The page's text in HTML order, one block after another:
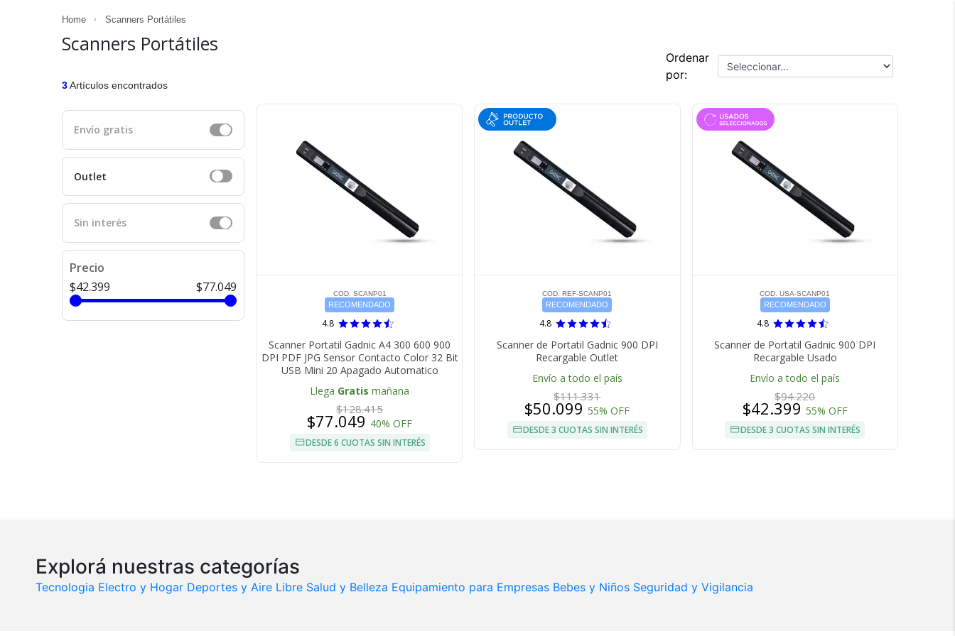
Home Scanners Portátiles
Scanners Portátiles
3Artículos encontrados
Envío gratis
Outlet
Sin interés
Precio
$42.399
$77.049
Ordenar
por:
COD. SCANP01
RECOMENDADO
4.8
Scanner Portatil Gadnic A4 300 600 900
DPI PDF JPG Sensor Contacto Color 32 Bit
USB Mini 20 Apagado Automatico
Llega Gratis mañana
$128.415
$77.049 40% OFF
DESDE 6 CUOTAS SIN INTERÉS
COD. REF-SCANP01
RECOMENDADO
4.8
Scanner de Portatil Gadnic 900 DPI
Recargable Outlet
Envío a todo el país
$111.331
$50.09955% OFF
DESDE 3 CUOTAS SIN INTERÉS
COD. USA-SCANP01
RECOMENDADO
4.8
Scanner de Portatil Gadnic 900 DPI
Recargable Usado
Envío a todo el país
$94.220
$42.399 55% OFF
DESDE 3 CUOTAS SIN INTERÉS
Explorá nuestras categorías
Tecnologia Electro y Hogar Deportes y Aire Libre Salud y Belleza Equipamiento para Empresas Bebes y Niños Seguridad y Vigilancia